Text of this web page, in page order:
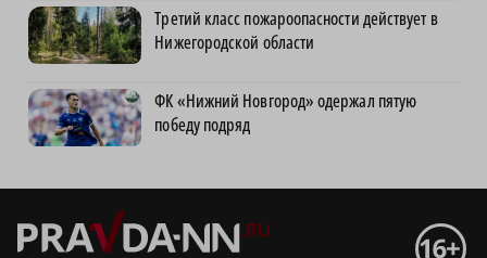
Третий класс пожароопасности действует в
Нижегородской области
ФК «Нижний Новгород» одержал пятую
победу подряд